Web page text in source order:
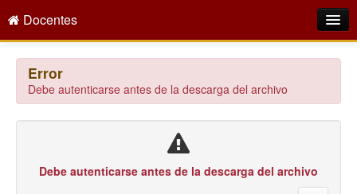
Docentes
Empleo Público
Gestión PDI
Error
Debe autenticarse antes de la descarga del archivo
Debe autenticarse antes de la descarga del archivo